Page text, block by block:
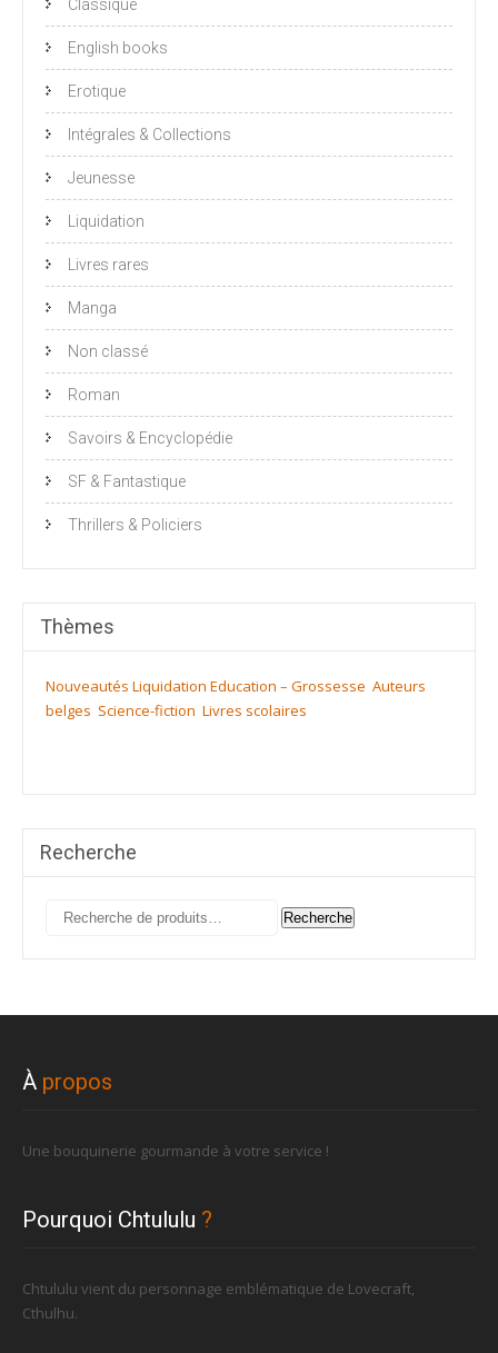
Classique
English books
Erotique
Intégrales & Collections
Jeunesse
Liquidation
Livres rares
Manga
Non classé
Roman
Savoirs & Encyclopédie
SF & Fantastique
Thrillers & Policiers
Thèmes
Nouveautés Liquidation Education – Grossesse Auteurs
belges Science-fiction Livres scolaires
Recherche
Recherche
Recherche
À propos
Une bouquinerie gourmande à votre service !
Pourquoi Chtululu ?
Chtululu vient du personnage emblématique de Lovecraft,
Cthulhu.